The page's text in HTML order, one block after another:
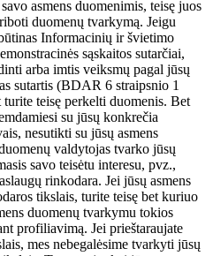
asmens duomenimis, teisę juos
duomenų tvarkymą. Jeigu
Informacinių ir švietimo
sąskaitos sutarčiai,
arba imtis veiksmų pagal jūsų
sutartis (BDAR 6 straipsnio 1
teisę perkelti duomenis. Bet
su jūsų konkrečia
nesutikti su jūsų asmens
valdytojas tvarko jūsų
savo teisėtu interesu, pvz.,
rinkodara. Jei jūsų asmens
tikslais, turite teisę bet kuriuo
duomenų tvarkymu tokios
profiliavimą. Jei prieštaraujate
mes nebegalėsime tvarkyti jūsų